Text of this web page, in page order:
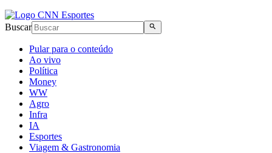
Buscar
Pular para o conteúdo
Ao vivo
Política
Money
WW
Agro
Infra
IA
Esportes
Viagem & Gastronomia